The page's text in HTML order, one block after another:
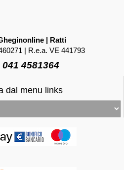
| Ratti
| R.e.a. VE 441793
041 4581364
dal menu links